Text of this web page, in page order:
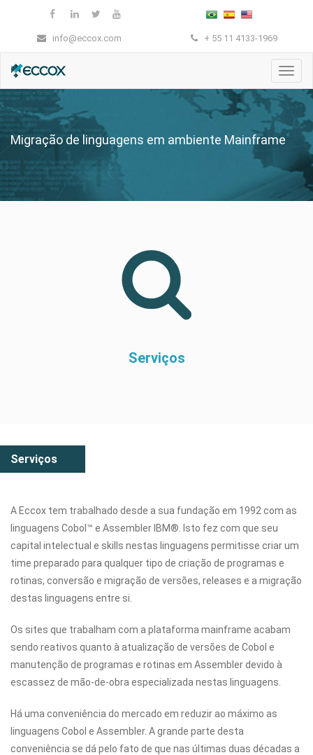
info@eccox.com + 55 11 4133-1969
Migração de linguagens em ambiente Mainframe
Serviços
Serviços
A Eccox tem trabalhado desde a sua fundação em 1992 com as
linguagens Cobol™ e Assembler IBM®. Isto fez com que seu
capital intelectual e skills nestas linguagens permitisse criar um
time preparado para qualquer tipo de criação de programas e
rotinas, conversão e migração de versões, releases e a migração
destas linguagens entre si.
Os sites que trabalham com a plataforma mainframe acabam
sendo reativos quanto à atualização de versões de Cobol e
manutenção de programas e rotinas em Assembler devido à
escassez de mão-de-obra especializada nestas linguagens.
Há uma conveniência do mercado em reduzir ao máximo as
linguagens Cobol e Assembler. A grande parte desta
conveniência se dá pelo fato de que nas últimas duas décadas a